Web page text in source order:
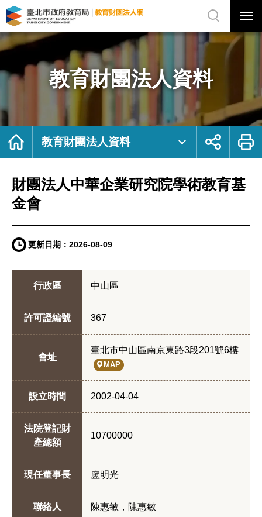
財
團
人
企
業
教
金
市
網
站
選
選
單
關
網
站
尋
教育財團法人資料
首
教育財團法人資料
展
鈕
列
財團法人中華企業研究院學術教育基
金會
更新日期： 2026-08-09
行政區 中山區
許可證編號 367
會址
臺北市中山區南京東路3段201號6樓
MAP
設立時間 2002-04-04
法院登記財
產總額
10700000
現任董事長 盧明光
聯絡人 陳惠敏，陳惠敏